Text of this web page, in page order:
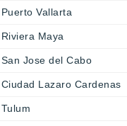
Puerto Vallarta
Riviera Maya
San Jose del Cabo
Ciudad Lazaro Cardenas
Tulum